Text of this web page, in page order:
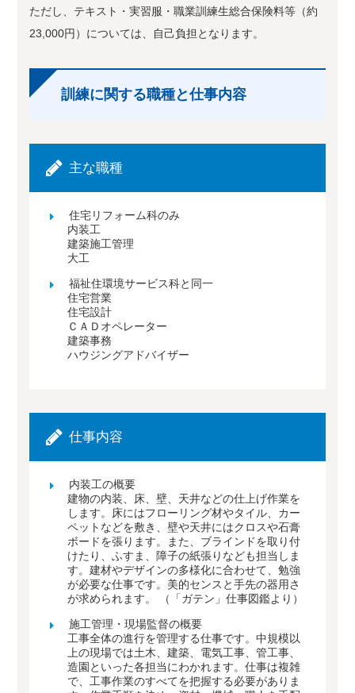
ただし、テキスト・実習服・職業訓練生総合保険料等（約
23,000円）については、自己負担となります。
訓練に関する職種と仕事内容
主な職種
住宅リフォーム科のみ
内装工
建築施工管理
大工
福祉住環境サービス科と同一
住宅営業
住宅設計
ＣＡＤオペレーター
建築事務
ハウジングアドバイザー
仕事内容
内装工の概要
建物の内装、床、壁、天井などの仕上げ作業を
します。床にはフローリング材やタイル、カー
ペットなどを敷き、壁や天井にはクロスや石膏
ボードを張ります。また、ブラインドを取り付
けたり、ふすま、障子の紙張りなども担当しま
す。建材やデザインの多様化に合わせて、勉強
が必要な仕事です。美的センスと手先の器用さ
が求められます。 （「ガテン」仕事図鑑より）
施工管理・現場監督の概要
工事全体の進行を管理する仕事です。中規模以
上の現場では土木、建築、電気工事、管工事、
造園といった各担当にわかれます。仕事は複雑
で、工事作業のすべてを把握する必要がありま